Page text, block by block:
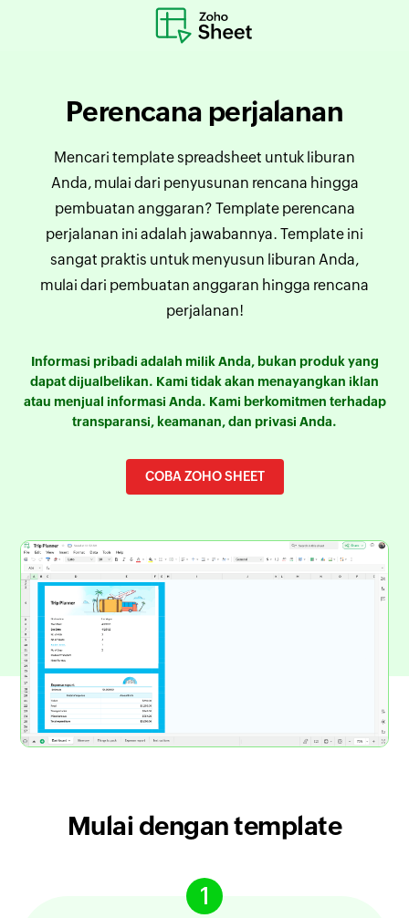
Perencana perjalanan
Mencari template spreadsheet untuk liburan
Anda, mulai dari penyusunan rencana hingga
pembuatan anggaran? Template perencana
perjalanan ini adalah jawabannya. Template ini
sangat praktis untuk menyusun liburan Anda,
mulai dari pembuatan anggaran hingga rencana
perjalanan!
Informasi pribadi adalah milik Anda, bukan produk yang
dapat dijualbelikan. Kami tidak akan menayangkan iklan
atau menjual informasi Anda. Kami berkomitmen terhadap
transparansi, keamanan, dan privasi Anda.
COBA ZOHO SHEET
Mulai dengan template
1